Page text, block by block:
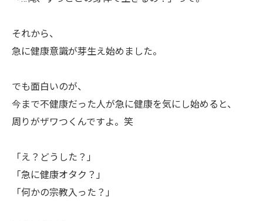
それから、
急に健康意識が芽生え始めました。
でも面白いのが、
今まで不健康だった人が急に健康を気にし始めると、
周りがザワつくんですよ。笑
「え？どうした？」
「急に健康オタク？」
「何かの宗教入った？」